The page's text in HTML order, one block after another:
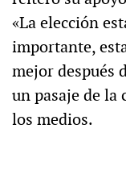
«La elección
importante,
mejor después
un pasaje de la
los medios.